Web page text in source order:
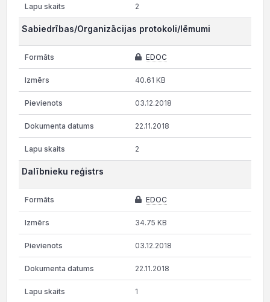
2
Sabiedrības/Organizācijas protokoli/lēmumi
EDOC
40.61 KB
03.12.2018
22.11.2018
2
Dalībnieku reģistrs
EDOC
34.75 KB
03.12.2018
22.11.2018
1